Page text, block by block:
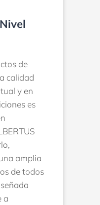
de
calidad
y en
es
amplia
de todos
a